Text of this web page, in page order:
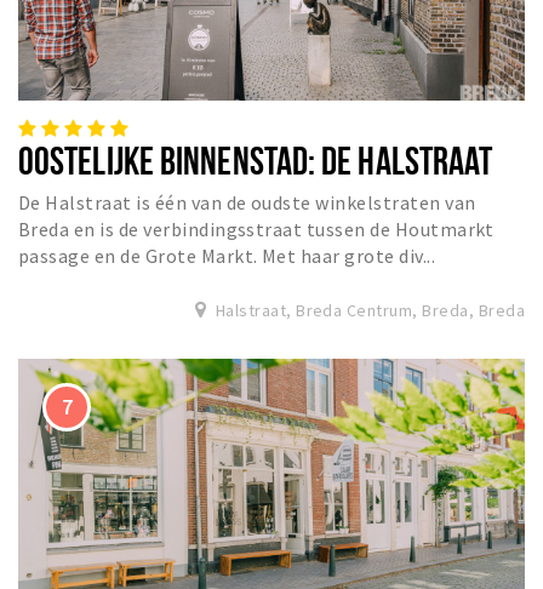
OOSTELIJKE BINNENSTAD: DE HALSTRAAT
De Halstraat is één van de oudste winkelstraten van
Breda en is de verbindingsstraat tussen de Houtmarkt
passage en de Grote Markt. Met haar grote div...
Halstraat, Breda Centrum, Breda, Breda